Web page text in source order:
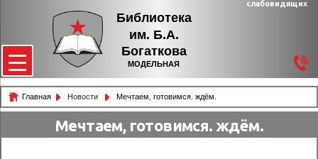
Библиотека
им. Б.А.
Богаткова
МОДЕЛЬНАЯ
слабовидящих
Главная Новости Мечтаем, готовимся. ждём.
Мечтаем, готовимся. ждём.